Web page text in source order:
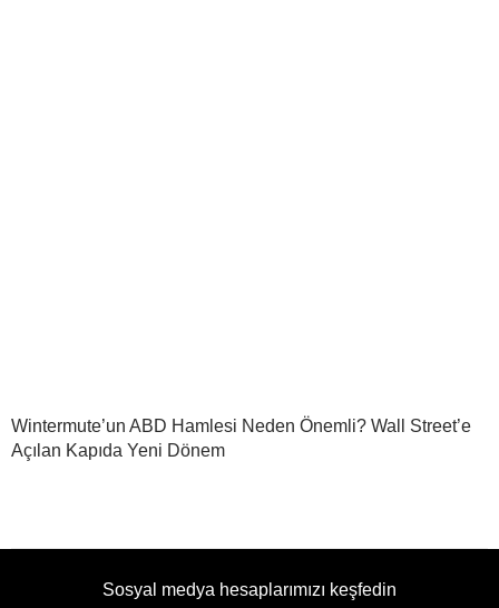
Wintermute’un ABD Hamlesi Neden Önemli? Wall Street’e
Açılan Kapıda Yeni Dönem
Sosyal medya hesaplarımızı keşfedin